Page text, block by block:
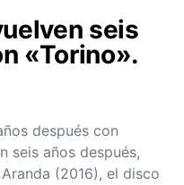
seis
«Torino».
después con
seis años después,
(2016), el disco